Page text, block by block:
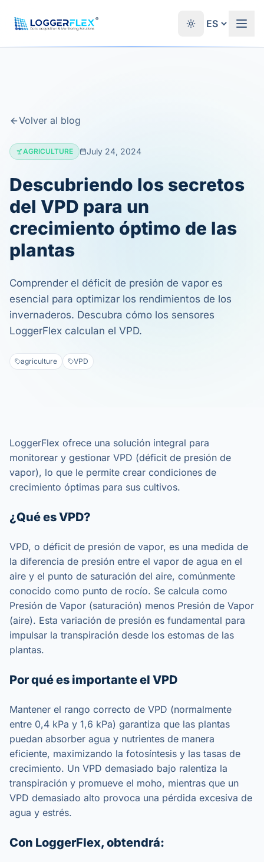
®
Volver al blog
AGRICULTURE July 24, 2024
Descubriendo los secretos
del VPD para un
crecimiento óptimo de las
plantas
Comprender el déficit de presión de vapor es
esencial para optimizar los rendimientos de los
invernaderos. Descubra cómo los sensores
LoggerFlex calculan el VPD.
agriculture VPD
LoggerFlex ofrece una solución integral para
monitorear y gestionar VPD (déficit de presión de
vapor), lo que le permite crear condiciones de
crecimiento óptimas para sus cultivos.
¿Qué es VPD?
VPD, o déficit de presión de vapor, es una medida de
la diferencia de presión entre el vapor de agua en el
aire y el punto de saturación del aire, comúnmente
conocido como punto de rocío. Se calcula como
Presión de Vapor (saturación) menos Presión de Vapor
(aire). Esta variación de presión es fundamental para
impulsar la transpiración desde los estomas de las
plantas.
Por qué es importante el VPD
Mantener el rango correcto de VPD (normalmente
entre 0,4 kPa y 1,6 kPa) garantiza que las plantas
puedan absorber agua y nutrientes de manera
eficiente, maximizando la fotosíntesis y las tasas de
crecimiento. Un VPD demasiado bajo ralentiza la
transpiración y promueve el moho, mientras que un
VPD demasiado alto provoca una pérdida excesiva de
agua y estrés.
Con LoggerFlex, obtendrá: